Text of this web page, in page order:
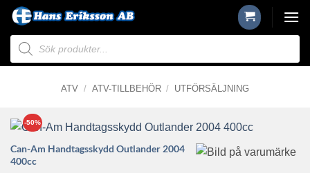
Skip
content
Produktsökning
ATV / ATV-TILLBEHÖR / UTFÖRSÄLJNING
-50%
Can-Am Handtagsskydd Outlander 2004
400cc